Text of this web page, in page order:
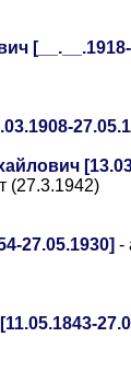
[__.__.1918-
(27.3.1942)
27.05.1930] -